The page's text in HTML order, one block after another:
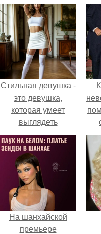
Стильная девушка -
это девушка,
которая умеет
выглядеть
привлекательно и
элегантно в любои
ситуации.
На шанхайской
премьере